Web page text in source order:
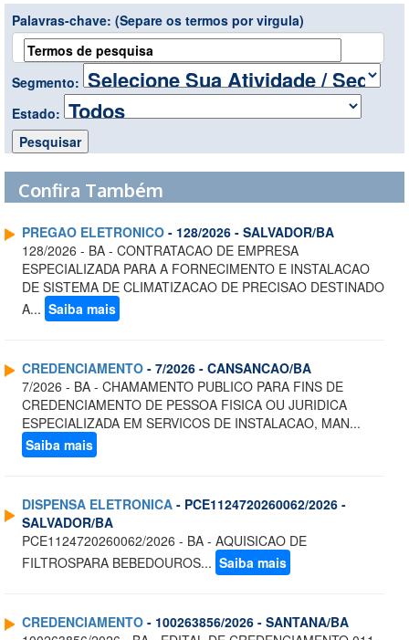
Palavras-chave: (Separe os termos por virgula)
Segmento:
Estado:
Confira Também
PREGAO ELETRONICO - 128/2026 - SALVADOR/BA
128/2026 - BA - CONTRATACAO DE EMPRESA
ESPECIALIZADA PARA A FORNECIMENTO E INSTALACAO
DE SISTEMA DE CLIMATIZACAO DE PRECISAO DESTINADO
A... Saiba mais
CREDENCIAMENTO - 7/2026 - CANSANCAO/BA
7/2026 - BA - CHAMAMENTO PUBLICO PARA FINS DE
CREDENCIAMENTO DE PESSOA FISICA OU JURIDICA
ESPECIALIZADA EM SERVICOS DE INSTALACAO, MAN...
Saiba mais
DISPENSA ELETRONICA - PCE1124720260062/2026 -
SALVADOR/BA
PCE1124720260062/2026 - BA - AQUISICAO DE
FILTROSPARA BEBEDOUROS... Saiba mais
CREDENCIAMENTO - 100263856/2026 - SANTANA/BA